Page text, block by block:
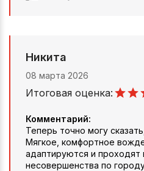
Никита
08 марта 2026
Итоговая оценка:
Комментарий:
Теперь точно могу
Мягкое, комфортное
адаптируются и
несовершенства по